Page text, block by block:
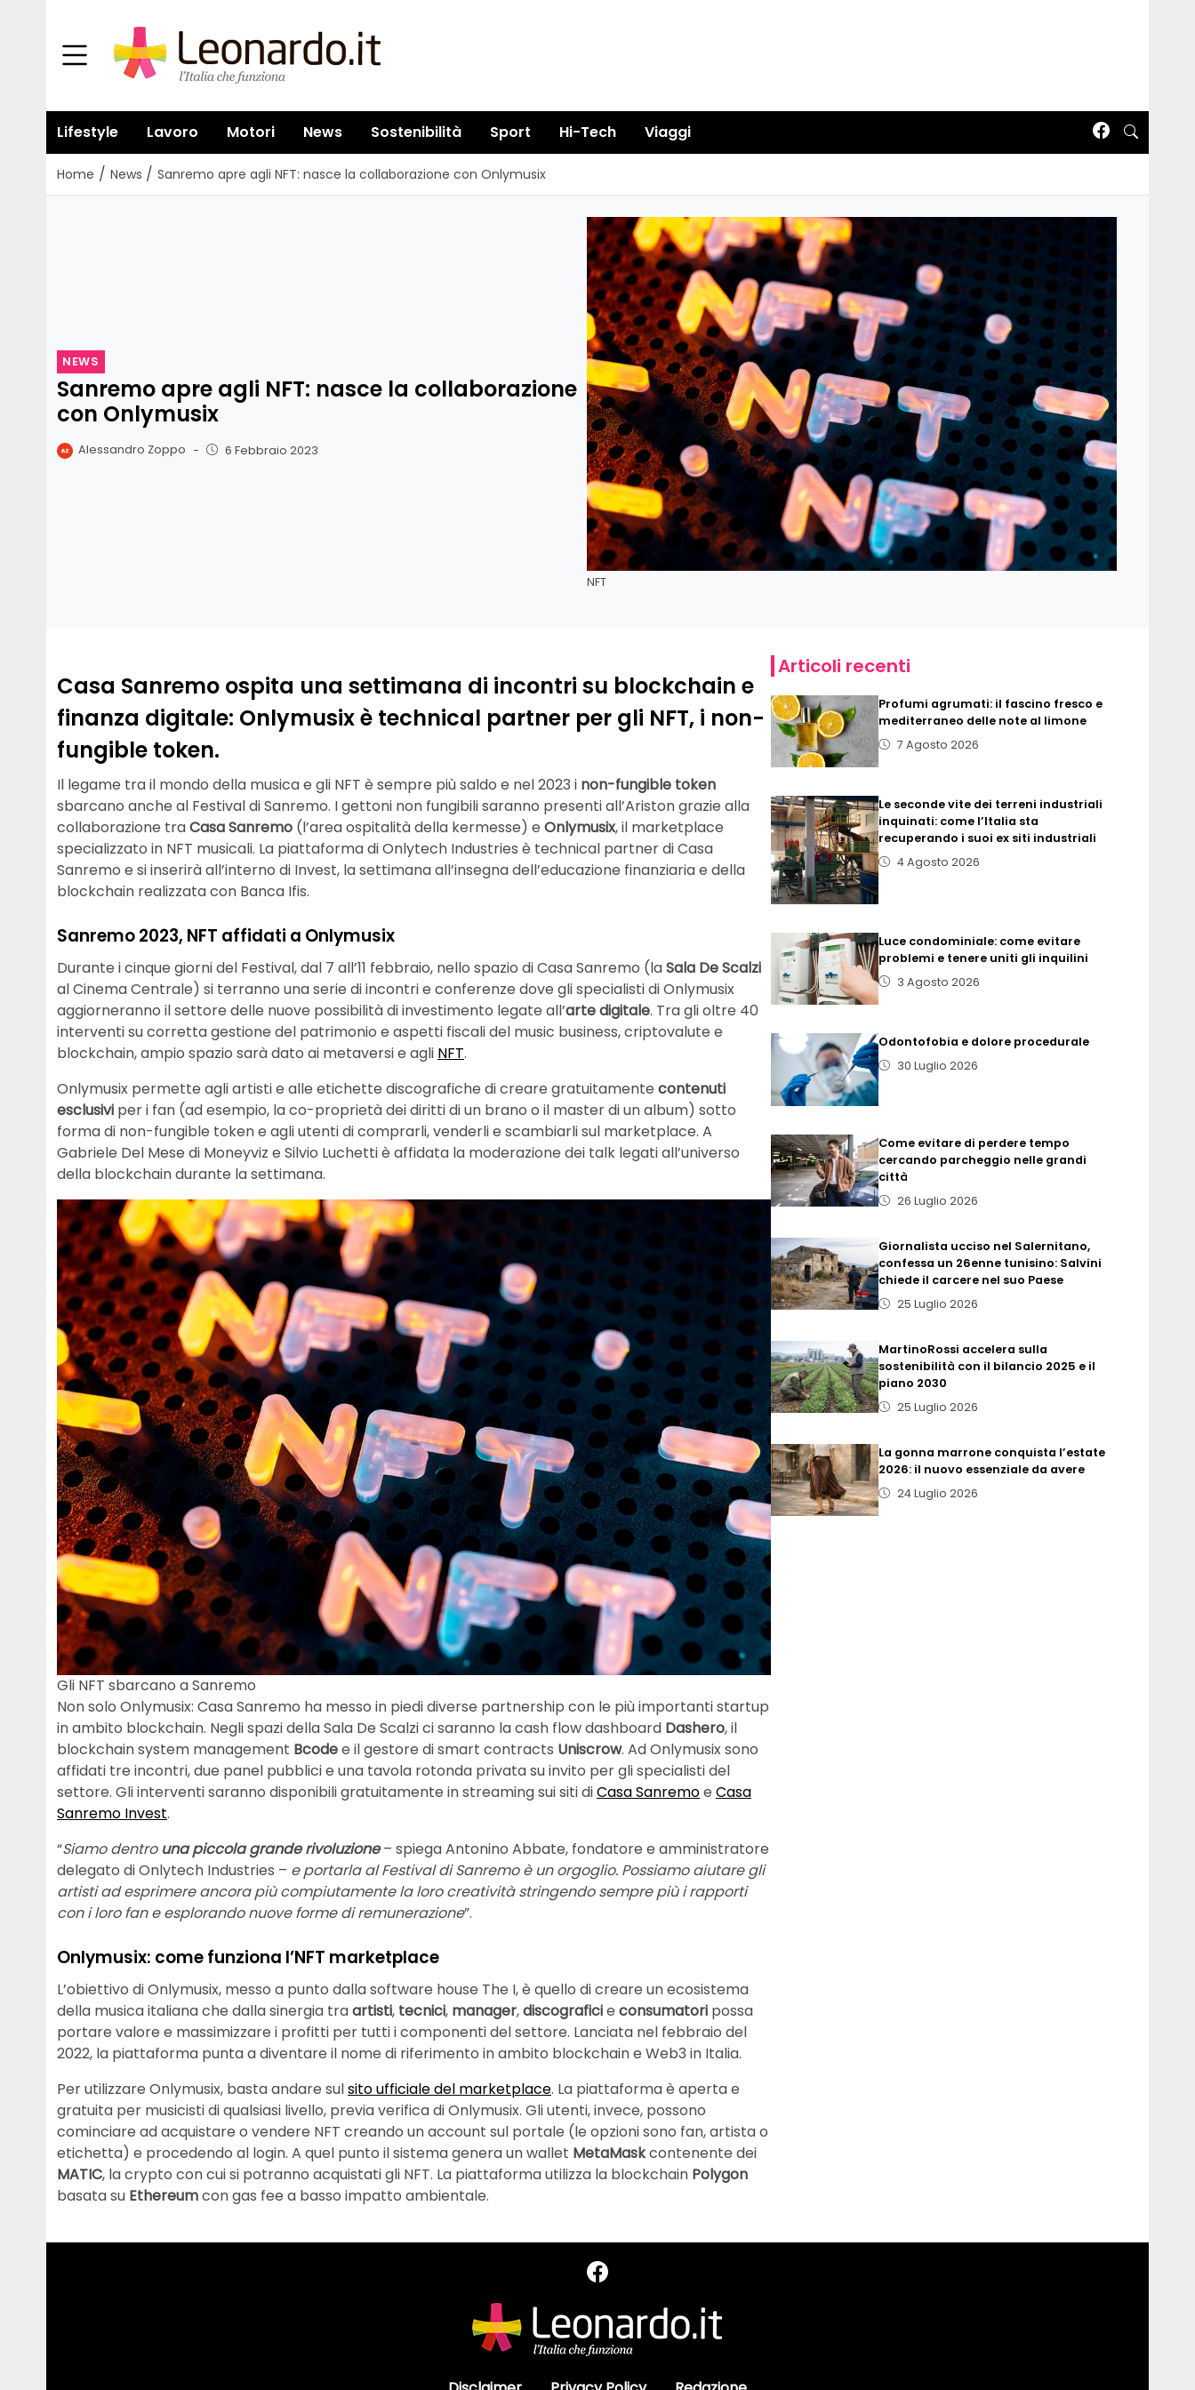
Lifestyle Lavoro Motori News Sostenibilità Sport Hi-Tech Viaggi
Home / News / Sanremo apre agli NFT: nasce la collaborazione con Onlymusix
NEWS
Sanremo apre agli NFT: nasce la collaborazione
con Onlymusix
Alessandro Zoppo - 6 Febbraio 2023
NFT
Casa Sanremo ospita una settimana di incontri su blockchain e
finanza digitale: Onlymusix è technical partner per gli NFT, i non-
fungible token.
Il legame tra il mondo della musica e gli NFT è sempre più saldo e nel 2023 i non-fungible token
sbarcano anche al Festival di Sanremo. I gettoni non fungibili saranno presenti all’Ariston grazie alla
collaborazione traCasa Sanremo (l’area ospitalità della kermesse) e Onlymusix, il marketplace
specializzato in NFT musicali. La piattaforma di Onlytech Industries è technical partner di Casa
Sanremo e si inserirà all’interno di Invest, la settimana all’insegna dell’educazione finanziaria e della
blockchain realizzata con Banca Ifis.
Sanremo 2023, NFT affidati a Onlymusix
Durante i cinque giorni del Festival, dal 7 all’11 febbraio, nello spazio di Casa Sanremo (laSala De Scalzi
al Cinema Centrale) si terranno una serie di incontri e conferenze dove gli specialisti di Onlymusix
aggiorneranno il settore delle nuove possibilità di investimento legate all’arte digitale. Tra gli oltre 40
interventi su corretta gestione del patrimonio e aspetti fiscali del music business, criptovalute e
blockchain, ampio spazio sarà dato ai metaversi e agli NFT.
Onlymusix permette agli artisti e alle etichette discografiche di creare gratuitamente contenuti
esclusivi per i fan (ad esempio, la co-proprietà dei diritti di un brano o il master di un album) sotto
forma di non-fungible token e agli utenti di comprarli, venderli e scambiarli sul marketplace. A
Gabriele Del Mese di Moneyviz e Silvio Luchetti è affidata la moderazione dei talk legati all’universo
della blockchain durante la settimana.
Gli NFT sbarcano a Sanremo
Non solo Onlymusix: Casa Sanremo ha messo in piedi diverse partnership con le più importanti startup
in ambito blockchain. Negli spazi della Sala De Scalzi ci saranno la cash flow dashboard Dashero, il
blockchain system management Bcodee il gestore di smart contracts Uniscrow. Ad Onlymusix sono
affidati tre incontri, due panel pubblici e una tavola rotonda privata su invito per gli specialisti del
settore. Gli interventi saranno disponibili gratuitamente in streaming sui siti diCasa Sanremoe Casa
Sanremo Invest.
“Siamo dentro una piccola grande rivoluzione– spiega Antonino Abbate, fondatore e amministratore
delegato di Onlytech Industries – e portarla al Festival di Sanremo è un orgoglio. Possiamo aiutare gli
artisti ad esprimere ancora più compiutamente la loro creatività stringendo sempre più i rapporti
con i loro fan e esplorando nuove forme di remunerazione”.
Onlymusix: come funziona l’NFT marketplace
L’obiettivo di Onlymusix, messo a punto dalla software house The I, è quello di creare un ecosistema
della musica italiana che dalla sinergia traartisti, tecnici, manager,discograficie consumatori possa
portare valore e massimizzare i profitti per tutti i componenti del settore. Lanciata nel febbraio del
2022, la piattaforma punta a diventare il nome di riferimento in ambito blockchain e Web3 in Italia.
Per utilizzare Onlymusix, basta andare sulsito ufficiale del marketplace. La piattaforma è aperta e
gratuita per musicisti di qualsiasi livello, previa verifica di Onlymusix. Gli utenti, invece, possono
cominciare ad acquistare o vendere NFT creando un account sul portale (le opzioni sono fan, artista o
etichetta) e procedendo al login. A quel punto il sistema genera un wallet MetaMaskcontenente dei
MATIC, la crypto con cui si potranno acquistati gli NFT. La piattaforma utilizza la blockchain Polygon
basata su Ethereumcon gas fee a basso impatto ambientale.
Articoli recenti
Profumi agrumati: il fascino fresco e
mediterraneo delle note al limone
7 Agosto 2026
Le seconde vite dei terreni industriali
inquinati: come l’Italia sta
recuperando i suoi ex siti industriali
4 Agosto 2026
Luce condominiale: come evitare
problemi e tenere uniti gli inquilini
3 Agosto 2026
Odontofobia e dolore procedurale
30 Luglio 2026
Come evitare di perdere tempo
cercando parcheggio nelle grandi
città
26 Luglio 2026
Giornalista ucciso nel Salernitano,
confessa un 26enne tunisino: Salvini
chiede il carcere nel suo Paese
25 Luglio 2026
MartinoRossi accelera sulla
sostenibilità con il bilancio 2025 e il
piano 2030
25 Luglio 2026
La gonna marrone conquista l’estate
2026: il nuovo essenziale da avere
24 Luglio 2026